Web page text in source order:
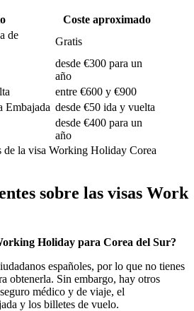
Coste aproximado
de
Gratis
desde €300 para un
año
entre €600 y €900
Embajada desde €50 ida y vuelta
desde €400 para un
año
de la visa Working Holiday Corea
sobre las visas Work
Holiday para Corea del Sur?
españoles, por lo que no tienes
obtenerla. Sin embargo, hay otros
médico y de viaje, el
y los billetes de vuelo.